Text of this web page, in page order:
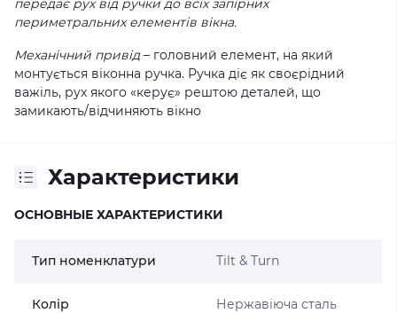
передає рух від ручки до всіх запірних
периметральних елементів вікна.
Механічний привід – головний елемент, на який
монтується віконна ручка. Ручка діє як своєрідний
важіль, рух якого «керує» рештою деталей, що
замикають/відчиняють вікно
Характеристики
ОСНОВНЫЕ ХАРАКТЕРИСТИКИ
Тип номенклатури Tilt & Turn
Колір Нержавіюча сталь